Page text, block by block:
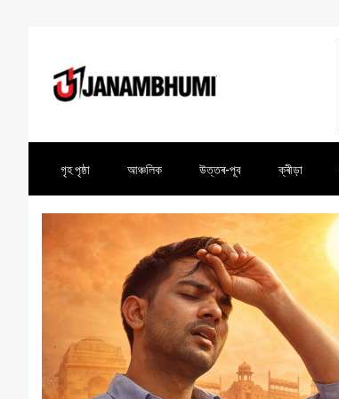
গৃহ পৃষ্ঠা আঞ্চলিক উত্তৰ-পূব ক্ৰীড়া